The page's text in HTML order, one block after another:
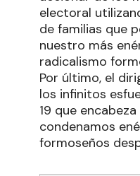
electoral
de familias que
nuestro más
radicalismo
Por último, el
los infinitos
19 que
condenamos
formoseños